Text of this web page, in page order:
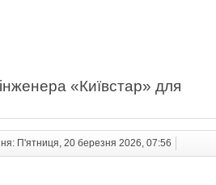
інженера «Київстар» для
П'ятниця, 20 березня 2026, 07:56